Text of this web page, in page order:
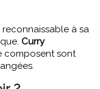
à sa
Curry
composent sont